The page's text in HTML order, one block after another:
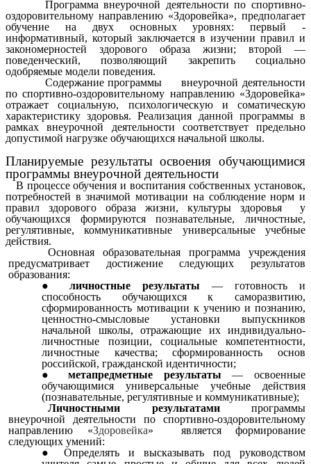
Программа внеурочной деятельности по спортивно-
оздоровительному направлению «Здоровейка», предполагает
обучение на двух основных уровнях: первый -
информативный, который заключается в изучении правил и
закономерностей здорового образа жизни; второй —
поведенческий, позволяющий закрепить социально
одобряемые модели поведения.
Содержание программы внеурочной деятельности
по спортивно-оздоровительному направлению «Здоровейка»
отражает социальную, психологическую и соматическую
характеристику здоровья. Реализация данной программы в
рамках внеурочной деятельности соответствует предельно
допустимой нагрузке обучающихся начальной школы.
Планируемые результаты освоения обучающимися
программы внеурочной деятельности
В процессе обучения и воспитания собственных установок,
потребностей в значимой мотивации на соблюдение норм и
правил здорового образа жизни, культуры здоровья
у
обучающихся формируются познавательные, личностные,
регулятивные, коммуникативные универсальные учебные
действия.
Основная образовательная программа учреждения
предусматривает достижение следующих результатов
образования:
личностные результаты — готовность и
способность обучающихся к саморазвитию,
сформированность мотивации к учению и познанию,
ценностно-смысловые установки выпускников
начальной школы, отражающие их индивидуально-
личностные позиции, социальные компетентности,
личностные качества; сформированность основ
российской, гражданской идентичности;
метапредметные результаты— освоенные
обучающимися универсальные учебные действия
(познавательные, регулятивные и коммуникативные);
Личностными результатамипрограммы
внеурочной деятельности по спортивно-оздоровительному
направлению «Здоровейка»
является формирование
следующих умений:
Определять и высказывать под руководством